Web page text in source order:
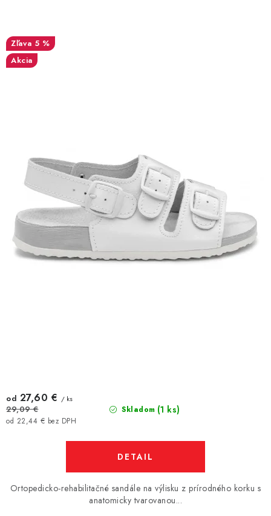
5 %
Akcia
Skladom (1 ks)
od 22,44 € bez DPH
od 27,60 € / ks
29,09 €
DETAIL
Ortopedicko-rehabilitačné sandále na výlisku z prírodného korku s
anatomicky tvarovanou...